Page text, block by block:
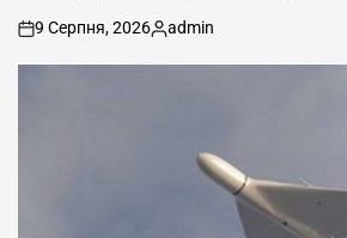
on
9 Серпня, 2026
Опубліковано
admin